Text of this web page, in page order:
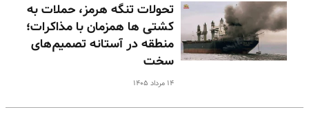
تحولات تنگه هرمز، حملات به
کشتی ها همزمان با مذاکرات؛
منطقه در آستانه تصمیم‌های
سخت
۱۴ مرداد ۱۴۰۵